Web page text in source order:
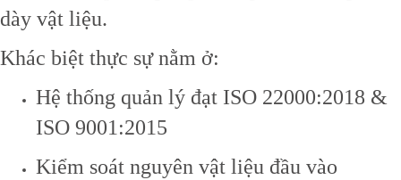
dày vật liệu.
Khác biệt thực sự nằm ở:
Hệ thống quản lý đạt ISO 22000:2018 &
ISO 9001:2015
Kiểm soát nguyên vật liệu đầu vào